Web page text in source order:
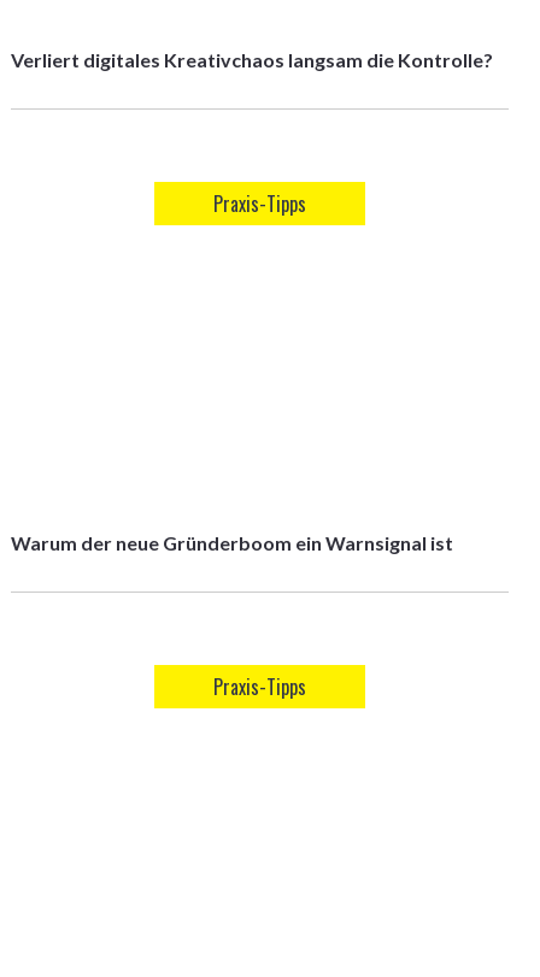
Verliert digitales Kreativchaos langsam die Kontrolle?
Praxis-Tipps
Warum der neue Gründerboom ein Warnsignal ist
Praxis-Tipps